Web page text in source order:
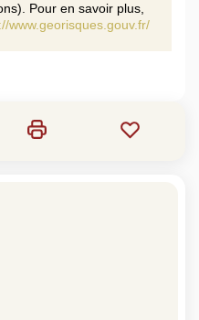
Pour en savoir plus,
www.georisques.gouv.fr/